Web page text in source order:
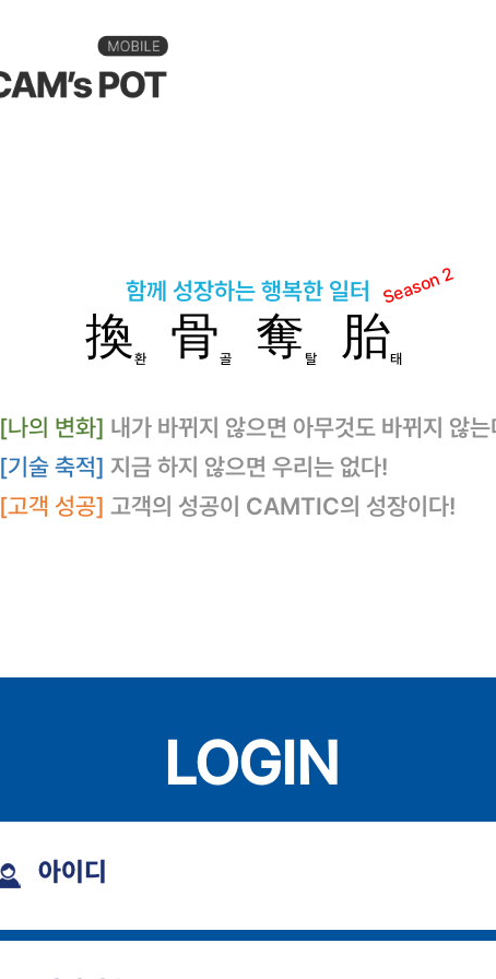
함께 성장하는행복한 일터
換환 骨골 奪 탈 胎태
Season 2
[나의 변화] 내가 바뀌지 않으면 아무것도 바뀌지 않
[기술 축적] 지금 하지 않으면 우리는 없다!
[고객 성공] 고객의 성공이 CAMTIC의 성장이다!
LOGIN
아이디